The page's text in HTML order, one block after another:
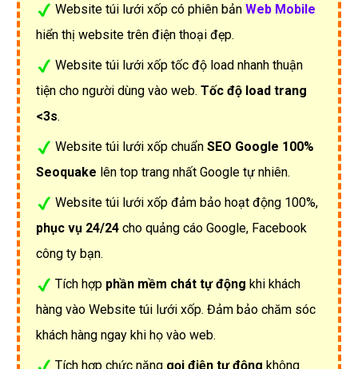
Website túi lưới xốp có phiên bản Web Mobile
hiển thị website trên điện thoại đẹp.
Website túi lưới xốp tốc độ load nhanh thuận
tiện cho người dùng vào web. Tốc độ load trang
<3s.
Website túi lưới xốp chuẩn SEO Google 100%
Seoquake lên top trang nhất Google tự nhiên.
Website túi lưới xốp đảm bảo hoạt động 100%,
phục vụ 24/24 cho quảng cáo Google, Facebook
công ty bạn.
Tích hợp phần mềm chát tự động khi khách
hàng vào Website túi lưới xốp. Đảm bảo chăm sóc
khách hàng ngay khi họ vào web.
Tích hợp chức năng gọi điện tự động không